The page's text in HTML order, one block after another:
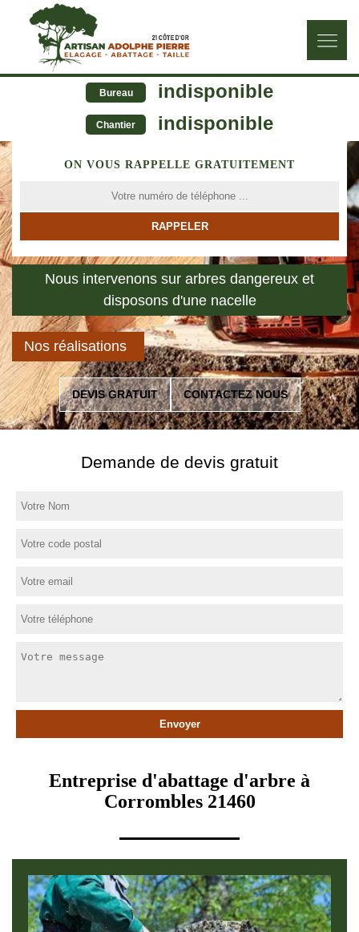
Bureau indisponible
Chantier indisponible
ON VOUS RAPPELLE GRATUITEMENT
Nous intervenons sur arbres dangereux et
disposons d'une nacelle
Nos réalisations
DEVIS GRATUIT CONTACTEZ NOUS
Demande de devis gratuit
Entreprise d'abattage d'arbre à
Corrombles 21460